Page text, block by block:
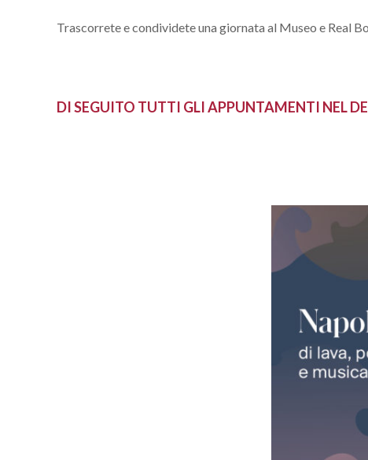
Trascorrete e condividete una giornata al Museo e Real
DI SEGUITO TUTTI GLI APPUNTAMENTI NEL